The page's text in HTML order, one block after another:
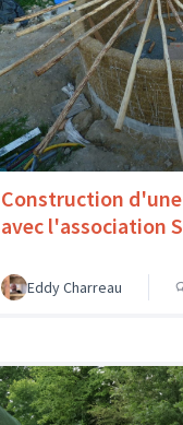
Construction
avec l'association
Eddy Charreau